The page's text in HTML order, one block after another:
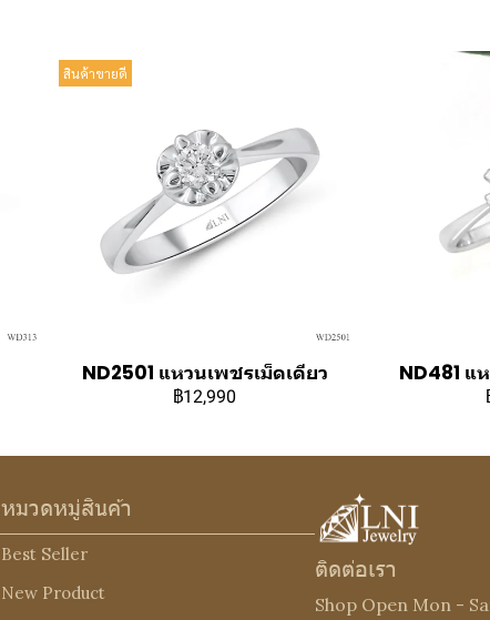
สินค้าขายดี
ND2501 แหวนเพชรเม็ดเดียว
฿12,990
ND481 แ
หมวดหมู่สินค้า
Best Seller
New Product
ติดต่อเรา
Shop Open Mon -